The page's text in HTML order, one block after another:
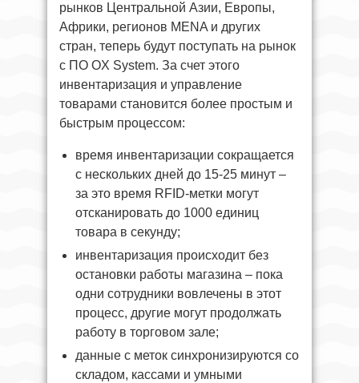
рынков Центральной Азии, Европы,
Африки, регионов MENA и других
стран, теперь будут поступать на рынок
с ПО OX System. За счет этого
инвентаризация и управление
товарами становится более простым и
быстрым процессом:
время инвентаризации сокращается
с нескольких дней до 15-25 минут –
за это время RFID-метки могут
отсканировать до 1000 единиц
товара в секунду;
инвентаризация происходит без
остановки работы магазина – пока
одни сотрудники вовлечены в этот
процесс, другие могут продолжать
работу в торговом зале;
данные с меток синхронизируются со
складом, кассами и умными